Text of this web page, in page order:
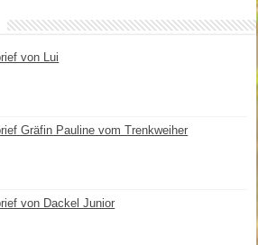
von Lui
Gräfin Pauline vom Trenkweiher
von Dackel Junior